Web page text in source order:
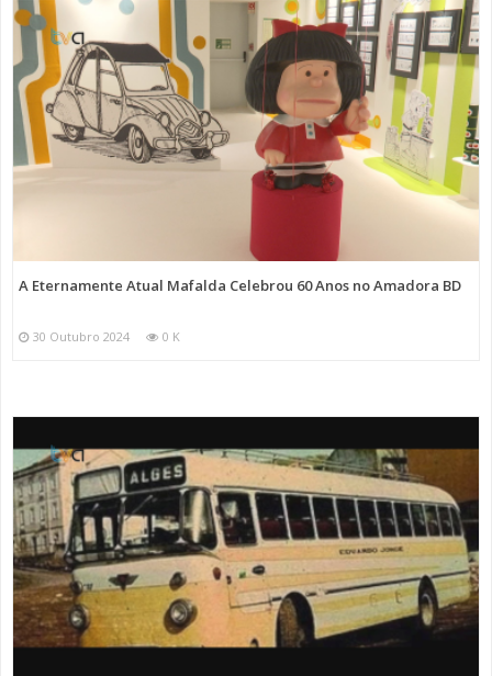
A Eternamente Atual Mafalda Celebrou 60 Anos no Amadora BD
30 Outubro 2024 0 K